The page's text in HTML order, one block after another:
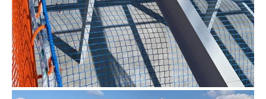
Kantenschutznetz Montage